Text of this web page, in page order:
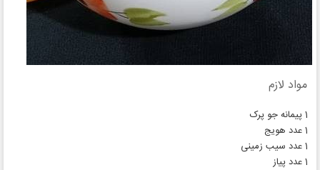
مواد لازم
1 پیمانه جو پرک
1 عدد هویج
1 عدد سیب زمینی
1 عدد پیاز